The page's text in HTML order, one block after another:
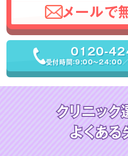
メールで
0120-
受付時間：9:00〜24:00／
クリニック
よくある